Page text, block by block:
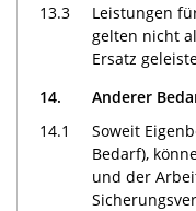
13.3
Leistungen
gelten nicht
Ersatz
14.
Anderer
14.1
Soweit
Bedarf),
und der